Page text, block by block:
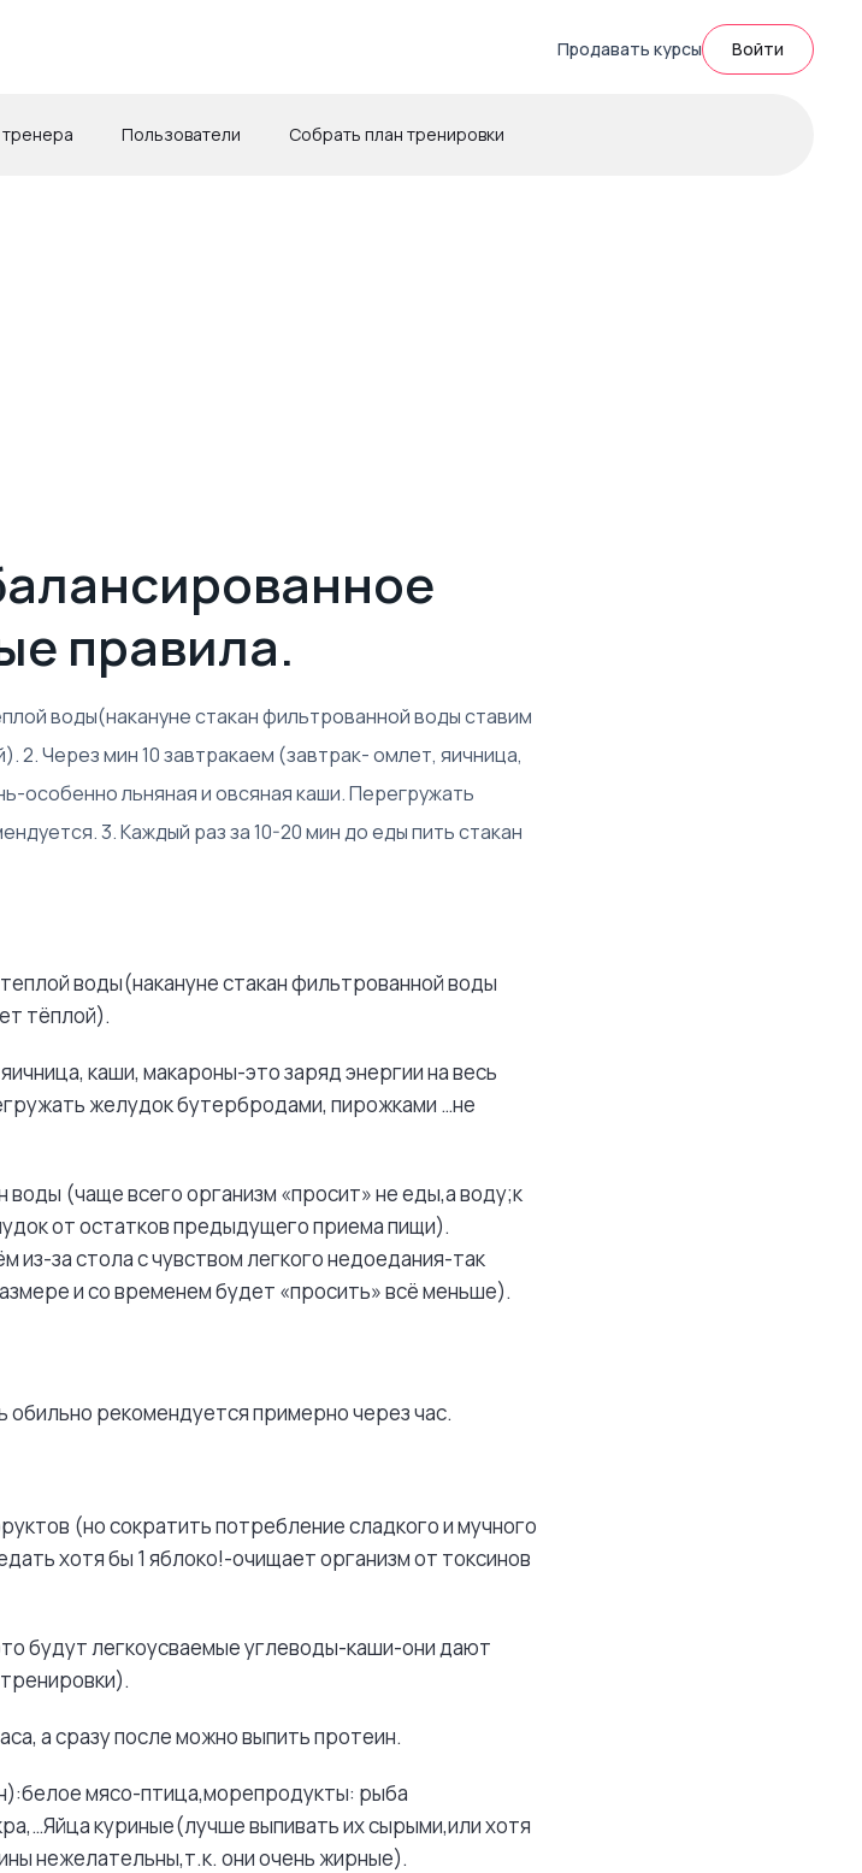
Продавать курсы Войти
Пользователи Собрать план тренировки
правила.
воды(накануне стакан фильтрованной воды ставим
2. Через мин 10 завтракаем (завтрак- омлет, яичница,
особенно льняная и овсяная каши. Перегружать
3. Каждый раз за 10-20 мин до еды пить стакан
воды(накануне стакан фильтрованной воды
тёплой).
каши, макароны-это заряд энергии на весь
желудок бутербродами, пирожками …не
воды (чаще всего организм «просит» не еды,а воду;к
от остатков предыдущего приема пищи).
из-за стола с чувством легкого недоедания-так
и со временем будет «просить» всё меньше).
обильно рекомендуется примерно через час.
(но сократить потребление сладкого и мучного
хотя бы 1 яблоко!-очищает организм от токсинов
будут легкоусваемые углеводы-каши-они дают
а сразу после можно выпить протеин.
мясо-птица,морепродукты: рыба
куриные(лучше выпивать их сырыми,или хотя
нежелательны,т.к. они очень жирные).